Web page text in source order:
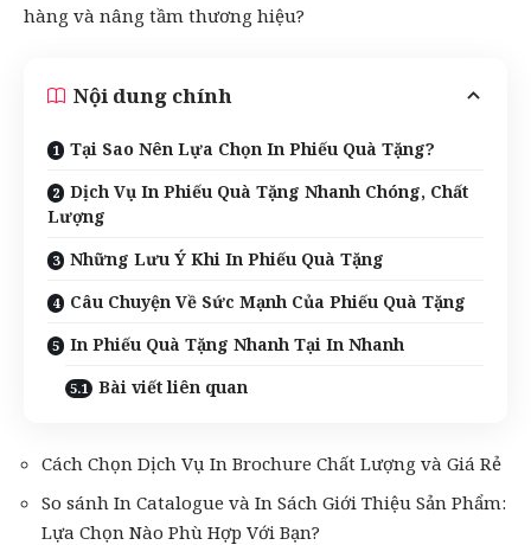
hàng và nâng tầm thương hiệu?
Nội dung chính
Tại Sao Nên Lựa Chọn In Phiếu Quà Tặng?
Dịch Vụ In Phiếu Quà Tặng Nhanh Chóng, Chất
Lượng
Những Lưu Ý Khi In Phiếu Quà Tặng
Câu Chuyện Về Sức Mạnh Của Phiếu Quà Tặng
In Phiếu Quà Tặng Nhanh Tại In Nhanh
Bài viết liên quan
Cách Chọn Dịch Vụ In Brochure Chất Lượng và Giá Rẻ
So sánh In Catalogue và In Sách Giới Thiệu Sản Phẩm:
Lựa Chọn Nào Phù Hợp Với Bạn?